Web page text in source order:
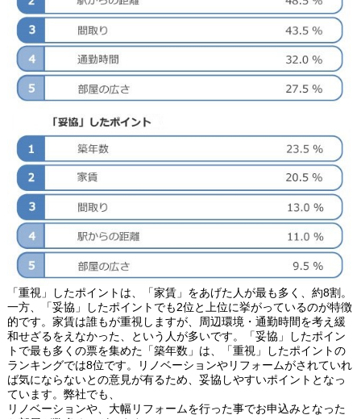
「重視」したポイントは、「家賃」をあげた人が最も多く、約8割。
一方、「妥協」したポイントでも2位と上位に挙がっているのが特徴
的です。家賃は誰もが重視しますが、周辺環境・通勤時間を考え緩
和せざるをえなかった、という人が多いです。「妥協」したポイン
トで最も多くの票を集めた「築年数」は、「重視」したポイントの
ランキングでは8位です。リノベーションやリフォームがされていれ
ば気にならないとの意見が有るため、妥協しやすいポイントとなっ
ています。弊社でも、
リノベーションや、大幅リフォームを行った事でお申込みとなった